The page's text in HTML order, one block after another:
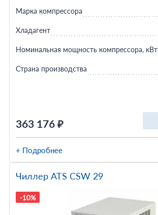
363 176 ₽
Марка компрессора
Хладагент
Номинальная мощность компрессора, кВт
Страна производства
+ Подробнее
Чиллер ATS CSW 29
-10%